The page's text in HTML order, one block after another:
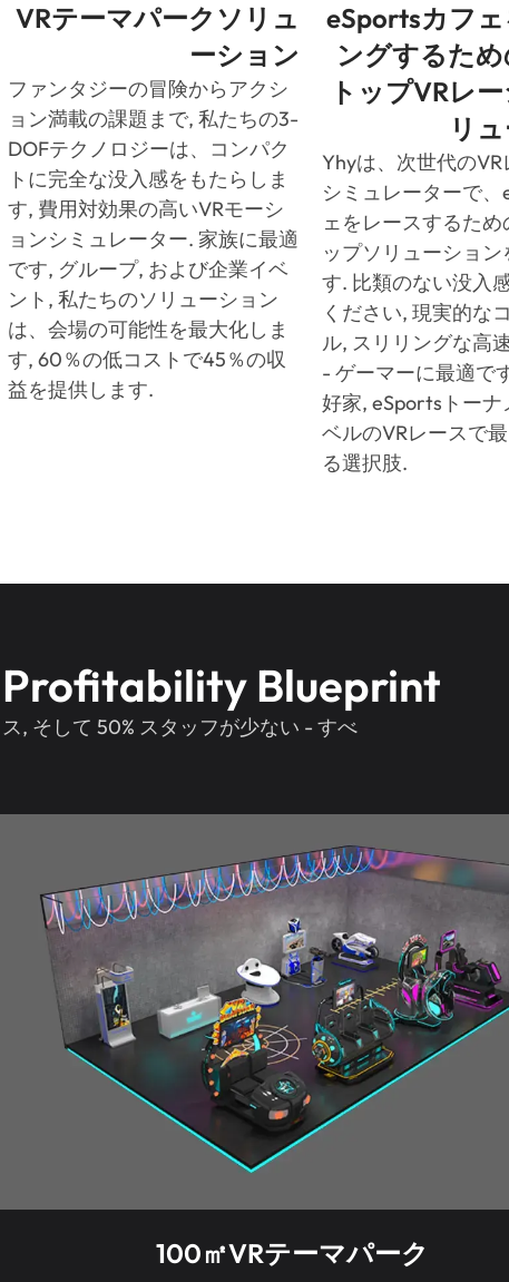
VRテーマパークソリュ
ーション
ファンタジーの冒険からアクシ
ョン満載の課題まで, 私たちの3-
DOFテクノロジーは、コンパク
トに完全な没入感をもたらしま
す, 費用対効果の高いVRモーシ
ョンシミュレーター. 家族に最適
です, グループ, および企業イベ
ント, 私たちのソリューション
は、会場の可能性を最大化しま
す, 60％の低コストで45％の収
益を提供します.
eSportsカフ
ングするた
トップVRレ
リ
Yhyは、次世代の
シミュレーターで
ェをレースするため
ップソリューション
す. 比類のない没入
ください, 現実的な
ル, スリリングな高
- ゲーマーに最適で
好家, eSportsトーナ
ベルのVRレースで
る選択肢.
Profitability Blueprint
, そして 50% スタッフが少ない - すべ
100㎡VRテーマパーク